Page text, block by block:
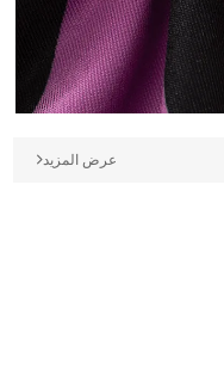
عرض المزيد